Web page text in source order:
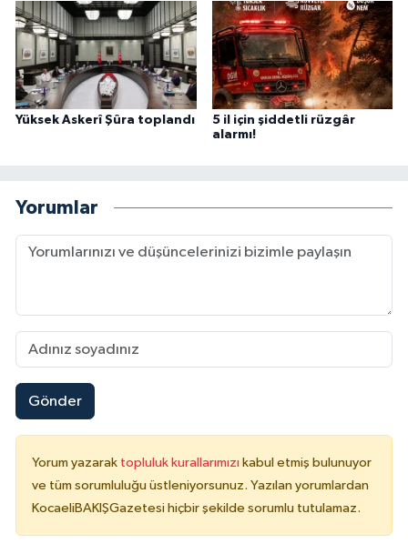
Yüksek Askerî Şûra toplandı
5 il için şiddetli rüzgâr
alarmı!
Yorumlar
Gönder
Yorum yazarak topluluk kurallarımızı kabul etmiş bulunuyor
ve tüm sorumluluğu üstleniyorsunuz. Yazılan yorumlardan
KocaeliBAKIŞGazetesi hiçbir şekilde sorumlu tutulamaz.